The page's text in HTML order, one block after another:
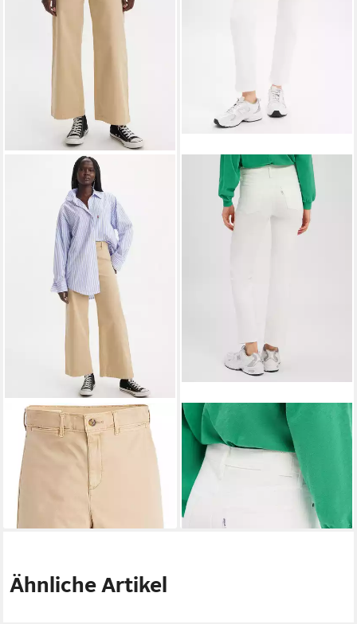
LEVI'S® Chinohose VINTAGE
mit weiter Beinform
ab 40,04 €
UVP 89,95 €
-55%
LEVI'S®
Straight-Jeans 314
Shaping Straight
76,49 €
-15%
Ähnliche Artikel